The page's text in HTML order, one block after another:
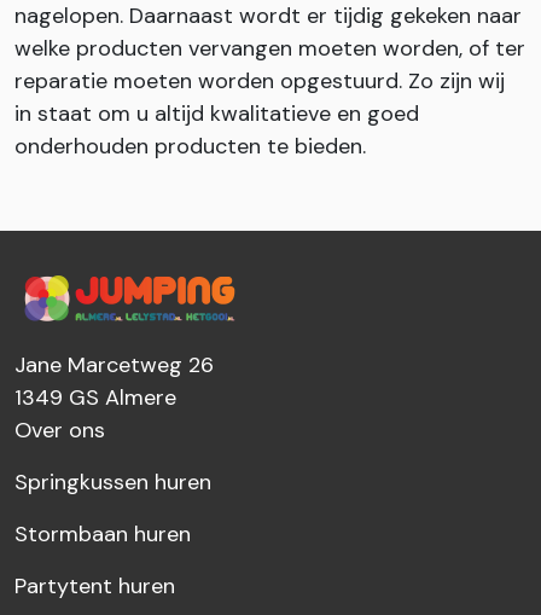
nagelopen. Daarnaast wordt er tijdig gekeken naar
welke producten vervangen moeten worden, of ter
reparatie moeten worden opgestuurd. Zo zijn wij
in staat om u altijd kwalitatieve en goed
onderhouden producten te bieden.
Jane Marcetweg 26
1349 GS Almere
Over ons
Springkussen huren
Stormbaan huren
Partytent huren